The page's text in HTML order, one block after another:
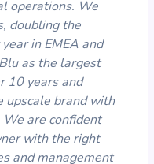
operations. We
doubling the
in EMEA and
as the largest
10 years and
upscale brand with
are confident
with the right
and management